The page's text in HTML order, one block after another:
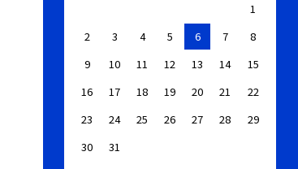
1
2
3 4 5 6 7
8
9
10 11 12 13 14
15
16
17 18 19 20 21
22
23
24 25 26 27 28
29
30
31